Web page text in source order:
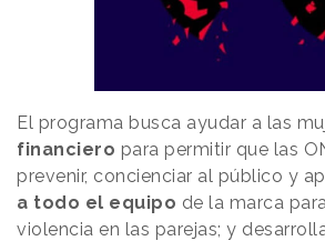
El programa busca ayudar a las
financiero para permitir que las
prevenir, concienciar al público y
a todo el equipo de la marca
violencia en las parejas; y